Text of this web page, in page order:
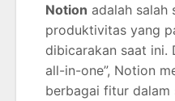
Notion adalah salah
produktivitas yang
dibicarakan saat ini.
all-in-one”, Notion
berbagai fitur dalam